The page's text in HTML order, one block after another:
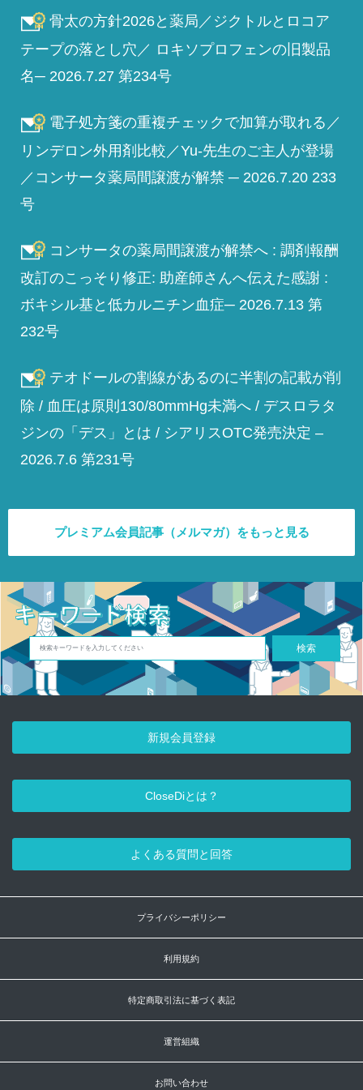
骨太の方針2026と薬局／ジクトルとロコア
テープの落とし穴／ ロキソプロフェンの旧製品
名─ 2026.7.27 第234号
電子処方箋の重複チェックで加算が取れる／
リンデロン外用剤比較／Yu-先生のご主人が登場
／コンサータ薬局間譲渡が解禁 ─ 2026.7.20 233
号
コンサータの薬局間譲渡が解禁へ : 調剤報酬
改訂のこっそり修正: 助産師さんへ伝えた感謝 :
ボキシル基と低カルニチン血症─ 2026.7.13 第
232号
テオドールの割線があるのに半割の記載が削
除 / 血圧は原則130/80mmHg未満へ / デスロラタ
ジンの「デス」とは / シアリスOTC発売決定 –
2026.7.6 第231号
プレミアム会員記事（メルマガ）をもっと見る
検索
新規会員登録
CloseDiとは？
よくある質問と回答
プライバシーポリシー
利用規約
特定商取引法に基づく表記
運営組織
お問い合わせ